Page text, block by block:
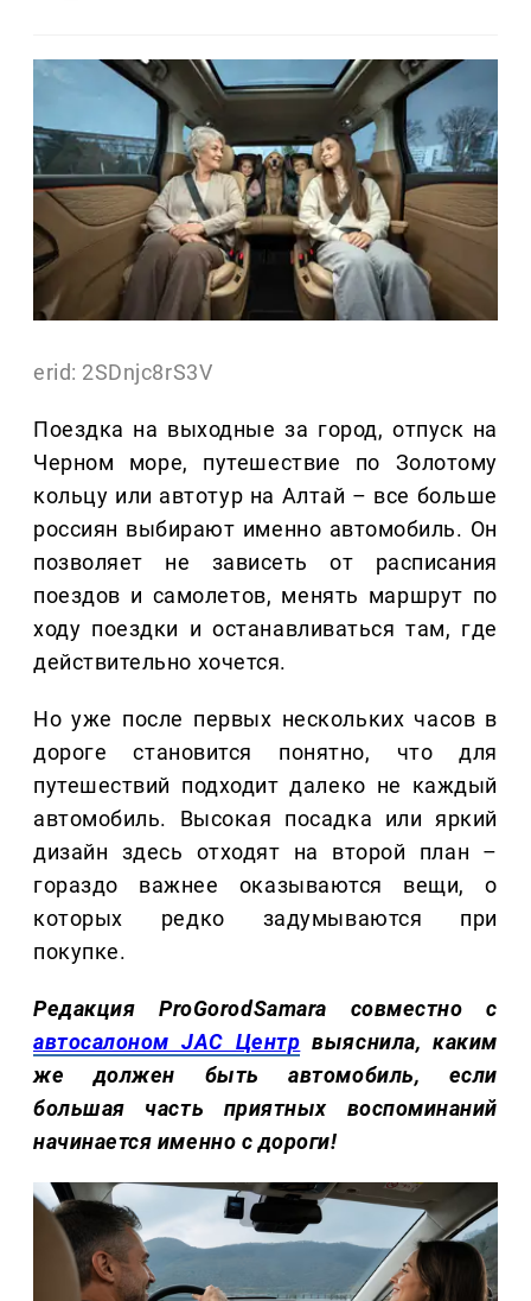
erid: 2SDnjc8rS3V
Поездка на выходные за город, отпуск на
Черном море, путешествие по Золотому
кольцу или автотур на Алтай – все больше
россиян выбирают именно автомобиль. Он
позволяет не зависеть от расписания
поездов и самолетов, менять маршрут по
ходу поездки и останавливаться там, где
действительно хочется.
Но уже после первых нескольких часов в
дороге становится понятно, что для
путешествий подходит далеко не каждый
автомобиль. Высокая посадка или яркий
дизайн здесь отходят на второй план –
гораздо важнее оказываются вещи, о
которых редко задумываются при
покупке.
Редакция ProGorodSamara совместно с
автосалоном JAC Центр выяснила, каким
же должен быть автомобиль, если
большая часть приятных воспоминаний
начинается именно с дороги!